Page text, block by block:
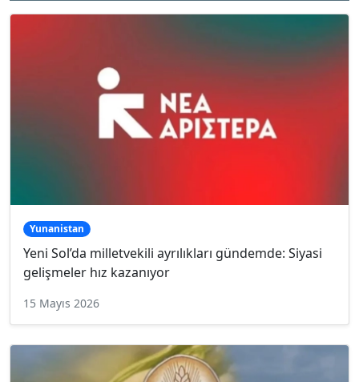
Yunanistan
Yeni Sol’da milletvekili ayrılıkları gündemde: Siyasi
gelişmeler hız kazanıyor
15 Mayıs 2026